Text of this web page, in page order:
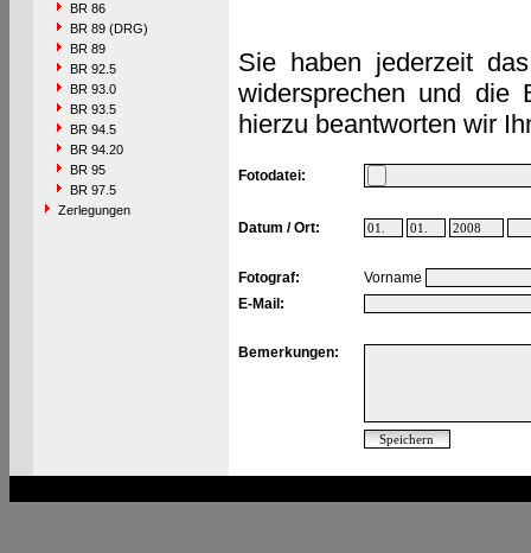
BR 86
BR 89 (DRG)
BR 89
BR 92.5
BR 93.0
BR 93.5
BR 94.5
BR 94.20
BR 95
BR 97.5
Zerlegungen
Sie haben jederzeit
widersprechen und die
hierzu beantworten wir
Fotodatei:
Datum / Ort:
Fotograf:
Vorname
E-Mail:
Bemerkungen: